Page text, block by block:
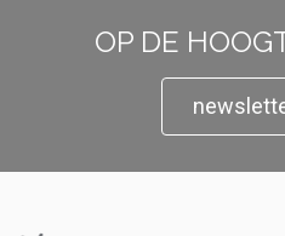
OP DE